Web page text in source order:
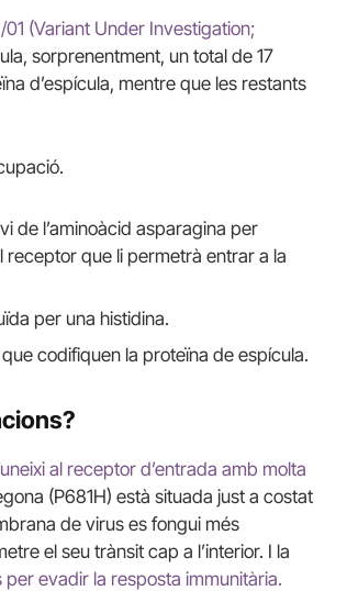
(Variant Under Investigation;
sorprenentment, un total de 17
d’espícula, mentre que les restants
de l’aminoàcid asparagina per
receptor que li permetrà entrar a la
per una histidina.
codifiquen la proteïna de espícula.
al receptor d’entrada amb molta
(P681H) està situada just a costat
de virus es fongui més
el seu trànsit cap a l’interior. I la
evadir la resposta immunitària.